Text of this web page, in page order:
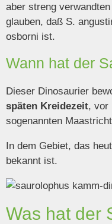
aber streng
glauben, daß S.
osborni ist.
Wann hat der
Dieser Dinosaurier
späten Kreidezeit, vor
sogenannten
In dem Gebiet, das
bekannt ist.
Was hat der